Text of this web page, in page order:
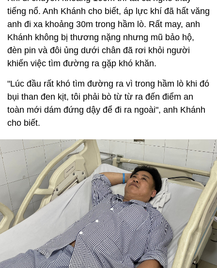
tiếng nổ. Anh Khánh cho biết, áp lực khí đã hất văng
anh đi xa khoảng 30m trong hầm lò. Rất may, anh
Khánh không bị thương nặng nhưng mũ bảo hộ,
đèn pin và đôi ủng dưới chân đã rơi khỏi người
khiến việc tìm đường ra gặp khó khăn.
"Lúc đầu rất khó tìm đường ra vì trong hầm lò khi đó
bụi than đen kịt, tôi phải bò từ từ ra đến điểm an
toàn mới dám đứng dậy để đi ra ngoài", anh Khánh
cho biết.